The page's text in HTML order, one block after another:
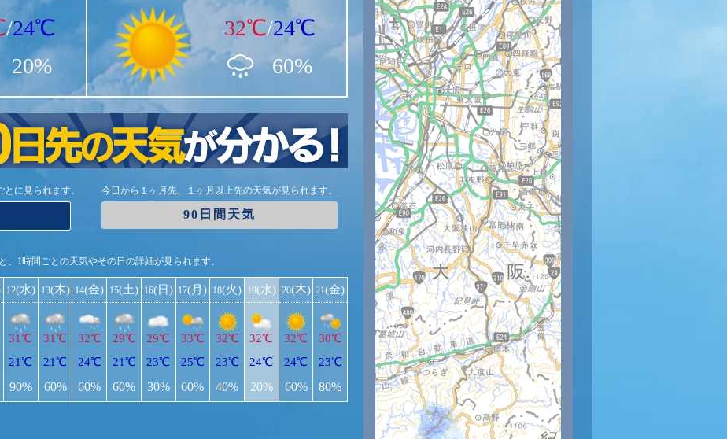
/24℃
20%
32℃/24℃
60%
に見られます。 今日から１ヶ月先、１ヶ月以上先の天気が見られます。
90日間天気
、1時間ごとの天気やその日の詳細が見られます。
12(水)
31℃
21℃
90%
13(木)
31℃
21℃
60%
14(金)
32℃
24℃
60%
15(土)
29℃
21℃
60%
16(日)
29℃
23℃
30%
17(月)
33℃
25℃
60%
18(火)
32℃
23℃
40%
19(水)
32℃
24℃
20%
20(木)
32℃
24℃
60%
21(金)
30℃
23℃
80%